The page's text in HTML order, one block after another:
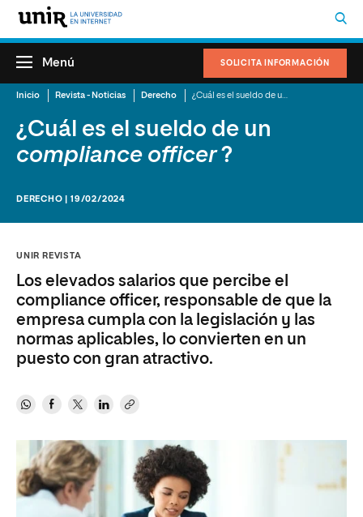
SOLICITA INFORMACIÓN
Menú
Inicio Revista - Noticias Derecho
¿Cuál es el sueldo de un
compliance officer?
DERECHO | 19/02/2024
UNIR REVISTA
Los elevados salarios que percibe el
compliance officer, responsable de que la
empresa cumpla con la legislación y las
normas aplicables, lo convierten en un
puesto con gran atractivo.